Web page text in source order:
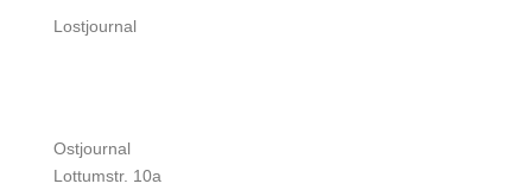
Lostjournal
Ostjournal
Lottumstr. 10a